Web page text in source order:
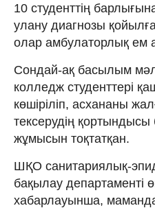
10 студенттің
улану диагнозы
олар амбулаторлық ем
Сондай-ақ басылым
колледж студенттері
көшіріліп, асхананы
тексерудің қортындысы
жұмысын тоқтатқан.
ШҚО санитариялық-
бақылау департаменті
хабарлауынша,